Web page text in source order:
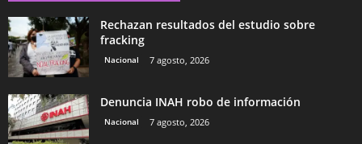
Rechazan resultados del estudio sobre
fracking
Nacional 7 agosto, 2026
Denuncia INAH robo de información
Nacional 7 agosto, 2026